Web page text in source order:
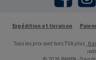
Facebook
Expédition et livraison
Tous les prix sont hors TVA plus ,